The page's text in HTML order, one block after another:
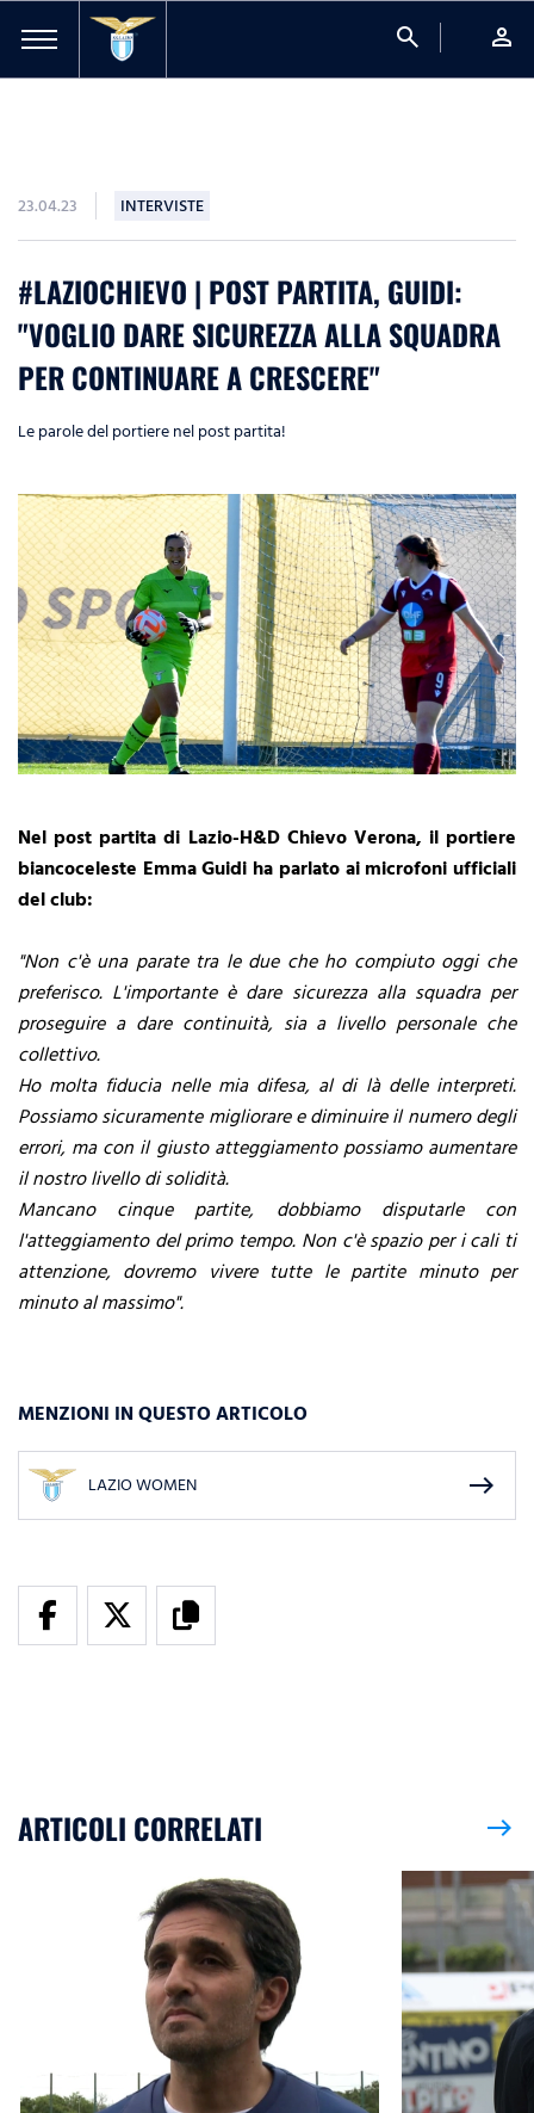
search person
23.04.23 INTERVISTE
#LAZIOCHIEVO | POST PARTITA, GUIDI:
"VOGLIO DARE SICUREZZA ALLA SQUADRA
PER CONTINUARE A CRESCERE"
Le parole del portiere nel post partita!
Nel post partita di Lazio-H&D Chievo Verona, il portiere
biancoceleste Emma Guidi ha parlato ai microfoni ufficiali
del club:
"Non c'è una parate tra le due che ho compiuto oggi che
preferisco. L'importante è dare sicurezza alla squadra per
proseguire a dare continuità, sia a livello personale che
collettivo.
Ho molta fiducia nelle mia difesa, al di là delle interpreti.
Possiamo sicuramente migliorare e diminuire il numero degli
errori, ma con il giusto atteggiamento possiamo aumentare
il nostro livello di solidità.
Mancano cinque partite, dobbiamo disputarle con
l'atteggiamento del primo tempo. Non c'è spazio per i cali ti
attenzione, dovremo vivere tutte le partite minuto per
minuto al massimo".
MENZIONI IN QUESTO ARTICOLO
LAZIO WOMEN east
ARTICOLI CORRELATI east